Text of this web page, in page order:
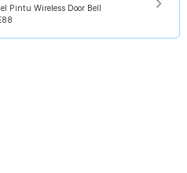
cover ini kompatibel dengan
wireless maupun sistem
Pintu Wireless Door Bell